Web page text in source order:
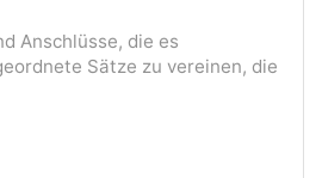
Anschlüsse, die es
Sätze zu vereinen, die